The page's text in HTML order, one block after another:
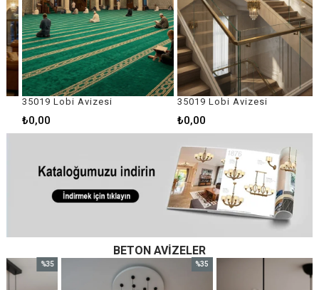
35019 Lobi Avizesi
₺0,00
35019 Lobi Avizesi
₺0,00
BETON AVIZELER
%35
İndirim
%35
İndirim